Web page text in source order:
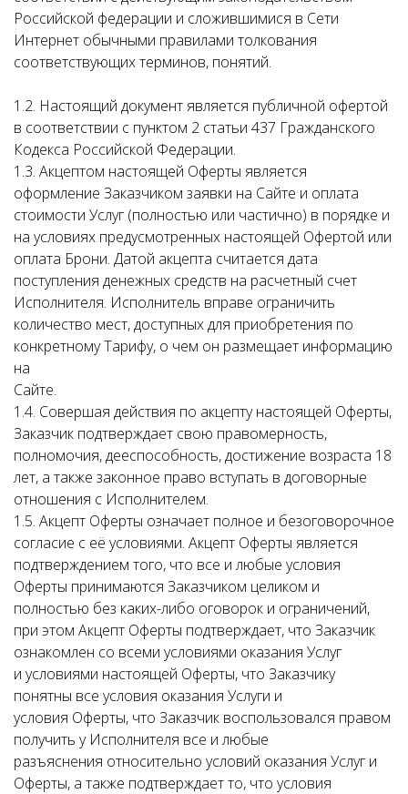
Российской федерации и сложившимися в Сети
Интернет обычными правилами толкования
соответствующих терминов, понятий.
1.2. Настоящий документ является публичной офертой
в соответствии с пунктом 2 статьи 437 Гражданского
Кодекса Российской Федерации.
1.3. Акцептом настоящей Оферты является
оформление Заказчиком заявки на Сайте и оплата
стоимости Услуг (полностью или частично) в порядке и
на условиях предусмотренных настоящей Офертой или
оплата Брони. Датой акцепта считается дата
поступления денежных средств на расчетный счет
Исполнителя. Исполнитель вправе ограничить
количество мест, доступных для приобретения по
конкретному Тарифу, о чем он размещает информацию
на
Сайте.
1.4. Совершая действия по акцепту настоящей Оферты,
Заказчик подтверждает свою правомерность,
полномочия, дееспособность, достижение возраста 18
лет, а также законное право вступать в договорные
отношения с Исполнителем.
1.5. Акцепт Оферты означает полное и безоговорочное
согласие с её условиями. Акцепт Оферты является
подтверждением того, что все и любые условия
Оферты принимаются Заказчиком целиком и
полностью без каких-либо оговорок и ограничений,
при этом Акцепт Оферты подтверждает, что Заказчик
ознакомлен со всеми условиями оказания Услуг
и условиями настоящей Оферты, что Заказчику
понятны все условия оказания Услуги и
условия Оферты, что Заказчик воспользовался правом
получить у Исполнителя все и любые
разъяснения относительно условий оказания Услуг и
Оферты, а также подтверждает то, что условия